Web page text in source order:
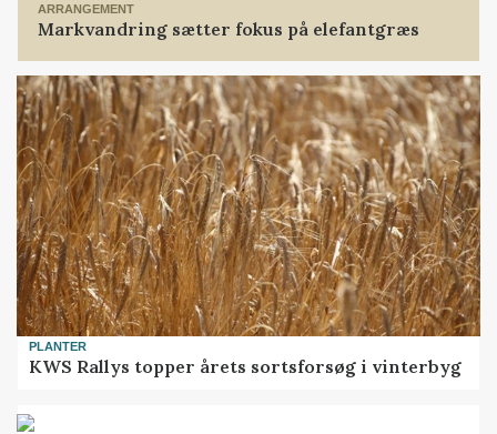
ARRANGEMENT
Markvandring sætter fokus på elefantgræs
PLANTER
KWS Rallys topper årets sortsforsøg i vinterbyg